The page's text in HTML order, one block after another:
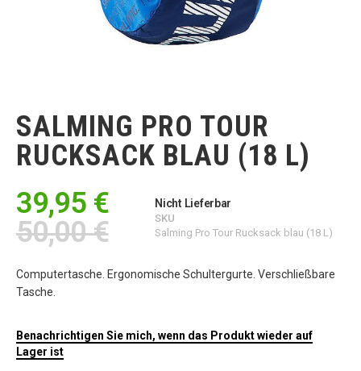
Bildgalerie
springen
SALMING PRO TOUR
RUCKSACK BLAU (18 L)
39,95 €
50,00 €
Nicht Lieferbar
SKU
Salming Pro Tour Rucksack blau (18 L)
Computertasche. Ergonomische Schultergurte. Verschließbare
Tasche.
Benachrichtigen Sie mich, wenn das Produkt wieder auf
Lager ist